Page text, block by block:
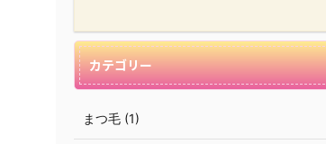
カテゴリー
まつ毛 (1)